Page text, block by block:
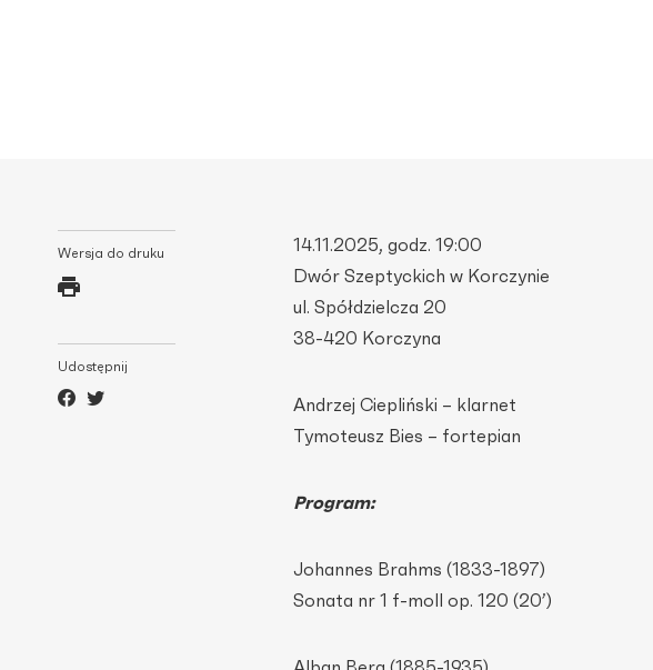
Wersja do druku
Udostępnij
14.11.2025, godz. 19:00
Dwór Szeptyckich w Korczynie
ul. Spółdzielcza 20
38-420 Korczyna
Andrzej Ciepliński – klarnet
Tymoteusz Bies – fortepian
Program:
Johannes Brahms (1833-1897)
Sonata nr 1 f-moll op. 120 (20’)